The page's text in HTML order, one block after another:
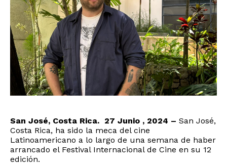
San José, Costa Rica. 27 Junio , 2024 – San José,
Costa Rica, ha sido la meca del cine
Latinoamericano a lo largo de una semana de haber
arrancado el Festival Internacional de Cine en su 12
edición.